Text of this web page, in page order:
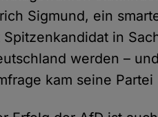
Sigmund, ein
Spitzenkandidat in
werden –
kam seine